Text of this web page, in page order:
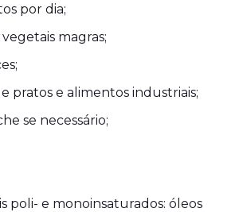
por dia;
magras;
pratos e alimentos industriais;
se necessário;
poli- e monoinsaturados: óleos